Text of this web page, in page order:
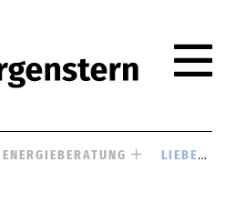
ENERGIEBERATUNG LIEBENAUER STRASSE 18, HALLE – PLANUNG ZUM KFW-EFFIZIENZHAUS 55